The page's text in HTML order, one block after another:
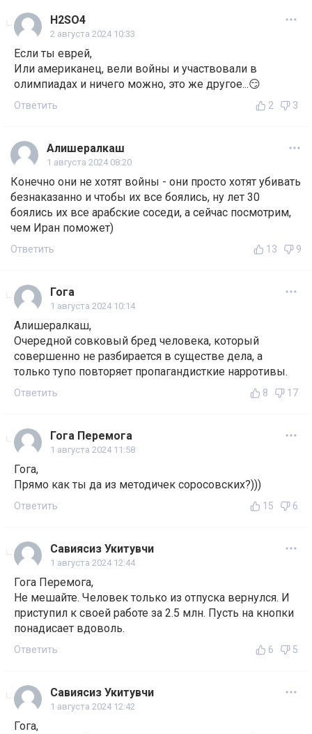
H2SO4
2 августа 2024 10:33
Если ты еврей,
Или американец, вели войны и участвовали в
олимпиадах и ничего можно, это же другое...😏
Ответить 2 3
Алишералкаш
1 августа 2024 08:20
Конечно они не хотят войны - они просто хотят убивать
безнаказанно и чтобы их все боялись, ну лет 30
боялись их все арабские соседи, а сейчас посмотрим,
чем Иран поможет)
Ответить 13 9
Гога
1 августа 2024 10:14
Алишералкаш,
Очередной совковый бред человека, который
совершенно не разбирается в существе дела, а
только тупо повторяет пропагандисткие нарротивы.
Ответить 8 17
Гога Перемога
1 августа 2024 11:58
Гога,
Прямо как ты да из методичек соросовских?)))
Ответить 15 6
Савиясиз Укитувчи
1 августа 2024 12:44
Гога Перемога,
Не мешайте. Человек только из отпуска вернулся. И
приступил к своей работе за 2.5 млн. Пусть на кнопки
понадисает вдоволь.
Ответить 6 5
Савиясиз Укитувчи
1 августа 2024 12:42
Гога,